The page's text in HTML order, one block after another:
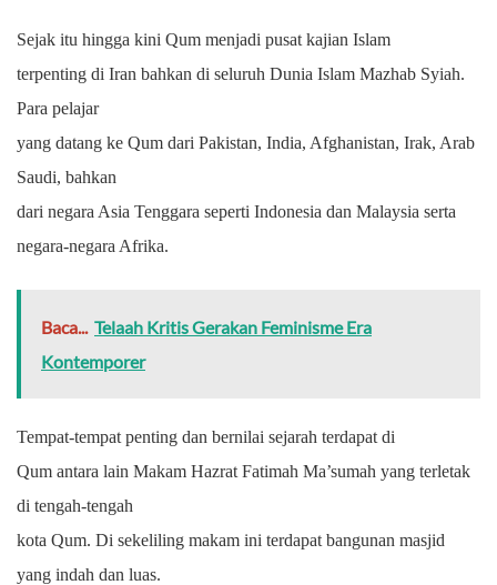
Sejak itu hingga kini Qum menjadi pusat kajian Islam
terpenting di Iran bahkan di seluruh Dunia Islam Mazhab Syiah.
Para pelajar
yang datang ke Qum dari Pakistan, India, Afghanistan, Irak, Arab
Saudi, bahkan
dari negara Asia Tenggara seperti Indonesia dan Malaysia serta
negara-negara Afrika.
Baca... Telaah Kritis Gerakan Feminisme Era
Kontemporer
Tempat-tempat penting dan bernilai sejarah terdapat di
Qum antara lain Makam Hazrat Fatimah Ma’sumah yang terletak
di tengah-tengah
kota Qum. Di sekeliling makam ini terdapat bangunan masjid
yang indah dan luas.